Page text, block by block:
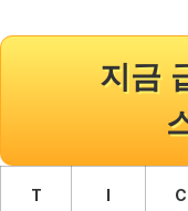
지금
T I C